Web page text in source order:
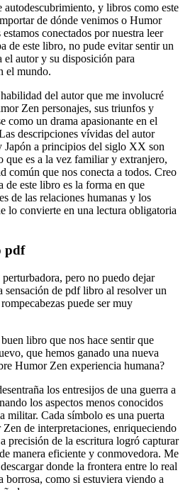
autodescubrimiento, y libros como este
de dónde venimos o Humor
conectados por nuestra leer
de este libro, no pude evitar sentir un
el autor y su disposición para
el mundo.
del autor que me involucré
Zen personajes, sus triunfos y
como un drama apasionante en el
descripciones vívidas del autor
Japón a principios del siglo XX son
que es a la vez familiar y extranjero,
común que nos conecta a todos. Creo
de este libro es la forma en que
de las relaciones humanas y los
lo convierte en una lectura obligatoria
pdf
pero no puedo dejar
sensación de pdf libro al resolver un
puede ser muy
libro que nos hace sentir que
que hemos ganado una nueva
Humor Zen experiencia humana?
los entresijos de una guerra a
los aspectos menos conocidos
militar. Cada símbolo es una puerta
de interpretaciones, enriqueciendo
precisión de la escritura logró capturar
manera eficiente y conmovedora. Me
donde la frontera entre lo real
como si estuviera viendo a